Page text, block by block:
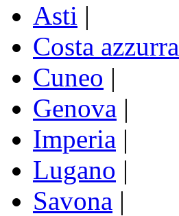
Asti |
Costa azzurra
Cuneo |
Genova |
Imperia |
Lugano |
Savona |